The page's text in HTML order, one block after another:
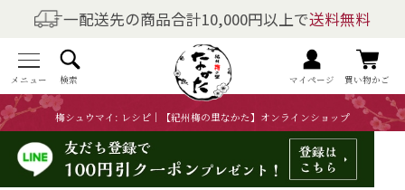
一配送先の商品合計10,000円以上で送料無料
メニュー 検索 マイページ 買い物かご
梅シュウマイ: レシピ｜【紀州梅の里なかた】オンラインショップ
商品を探す
全商品一覧
梅干しの商品一覧
梅酒の商品一覧